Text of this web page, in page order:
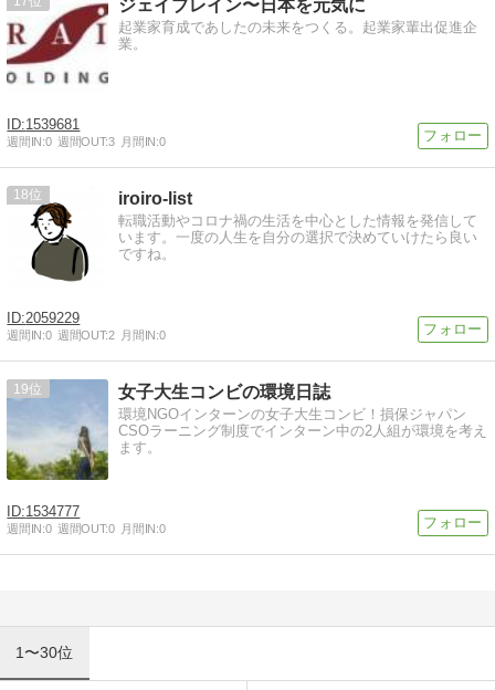
ジェイブレイン〜日本を元気に
起業家育成であしたの未来をつくる。起業家輩出促進企
業。
1539681
週間IN:0 週間OUT:3 月間IN:0
18 iroiro-list
転職活動やコロナ禍の生活を中心とした情報を発信して
います。一度の人生を自分の選択で決めていけたら良い
ですね。
2059229
週間IN:0 週間OUT:2 月間IN:0
19 女子大生コンビの環境日誌
環境NGOインターンの女子大生コンビ！損保ジャパン
CSOラーニング制度でインターン中の2人組が環境を考え
ます。
1534777
週間IN:0 週間OUT:0 月間IN:0
1〜30位